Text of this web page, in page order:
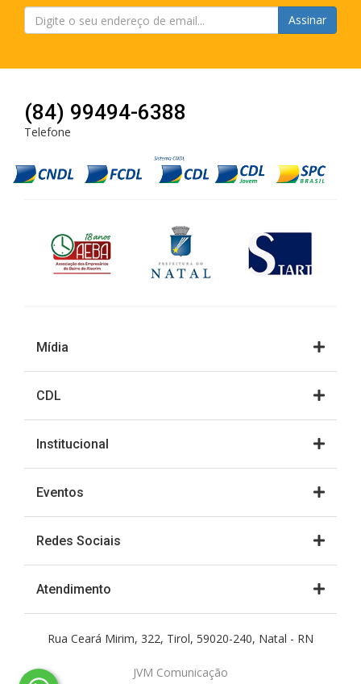
Assinar
(84) 99494-6388
Telefone
Mídia
CDL
Institucional
Eventos
Redes Sociais
Atendimento
Rua Ceará Mirim, 322, Tirol, 59020-240, Natal - RN
JVM Comunicação